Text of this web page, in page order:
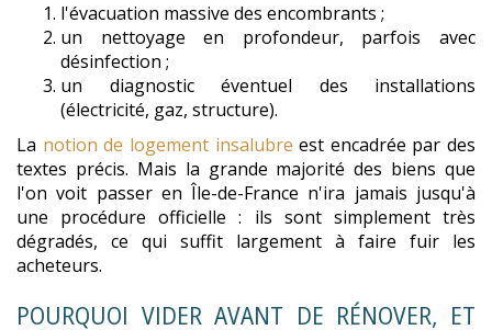
l'évacuation massive des encombrants ;
un nettoyage en profondeur, parfois avec
désinfection ;
un diagnostic éventuel des installations
(électricité, gaz, structure).
La notion de logement insalubre est encadrée par des
textes précis. Mais la grande majorité des biens que
l'on voit passer en Île-de-France n'ira jamais jusqu'à
une procédure officielle : ils sont simplement très
dégradés, ce qui suffit largement à faire fuir les
acheteurs.
POURQUOI VIDER AVANT DE RÉNOVER, ET